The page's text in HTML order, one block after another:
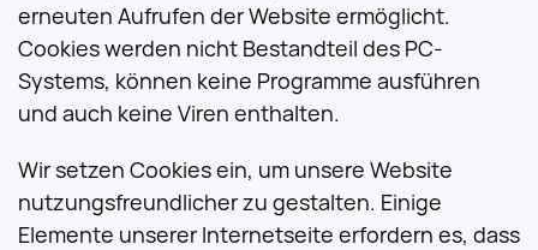
erneuten Aufrufen der Website ermöglicht.
Cookies werden nicht Bestandteil des PC-
Systems, können keine Programme ausführen
und auch keine Viren enthalten.
Wir setzen Cookies ein, um unsere Website
nutzungsfreundlicher zu gestalten. Einige
Elemente unserer Internetseite erfordern es, dass